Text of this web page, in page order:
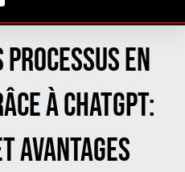
en
à ChatGPT:
Avantages